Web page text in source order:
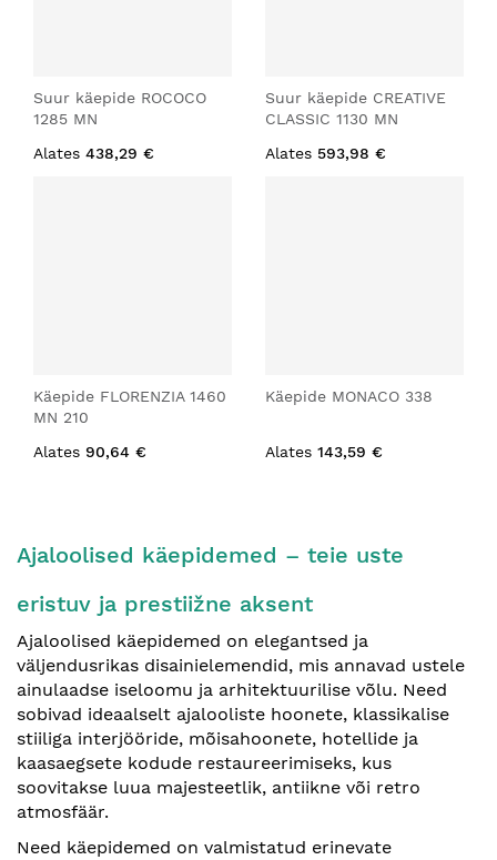
Suur käepide ROCOCO
1285 MN
Alates 438,29 €
Suur käepide CREATIVE
CLASSIC 1130 MN
Alates 593,98 €
Käepide FLORENZIA 1460
MN 210
Alates 90,64 €
Käepide MONACO 338
Alates 143,59 €
Ajaloolised käepidemed – teie uste
eristuv ja prestiižne aksent
Ajaloolised käepidemed on elegantsed ja
väljendusrikas disainielemendid, mis annavad ustele
ainulaadse iseloomu ja arhitektuurilise võlu. Need
sobivad ideaalselt ajalooliste hoonete, klassikalise
stiiliga interjööride, mõisahoonete, hotellide ja
kaasaegsete kodude restaureerimiseks, kus
soovitakse luua majesteetlik, antiikne või retro
atmosfäär.
Need käepidemed on valmistatud erinevate